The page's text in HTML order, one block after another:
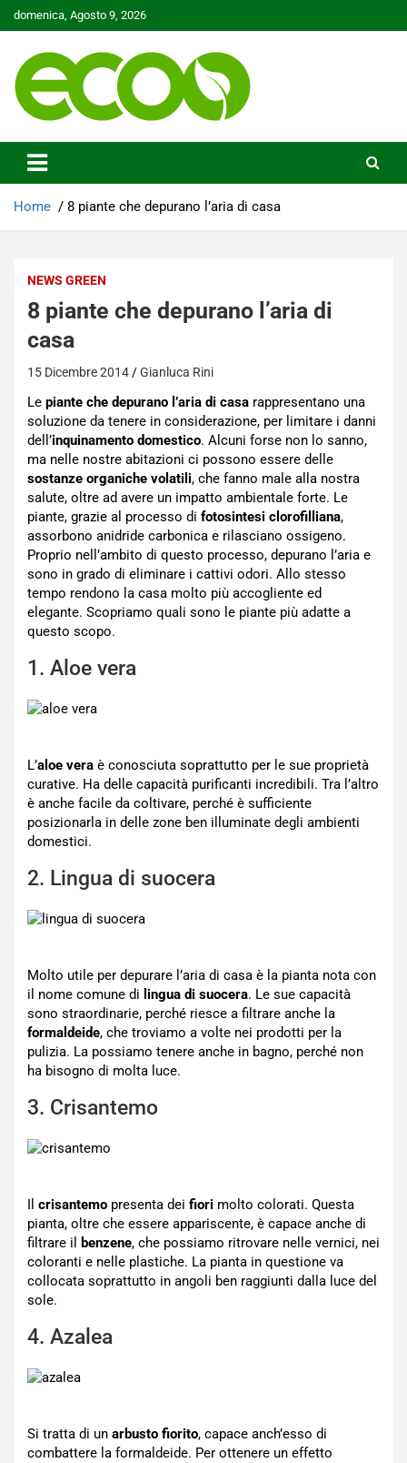
Skip
to
domenica, Agosto 9, 2026
Ecoo.it
Home 8 piante che depurano l’aria di casa
NEWS GREEN
8 piante che depurano l’aria di
casa
15 Dicembre 2014 Gianluca Rini
Le piante che depurano l’aria di casa rappresentano una
soluzione da tenere in considerazione, per limitare i danni
dell’inquinamento domestico. Alcuni forse non lo sanno,
ma nelle nostre abitazioni ci possono essere delle
sostanze organiche volatili, che fanno male alla nostra
salute, oltre ad avere un impatto ambientale forte. Le
piante, grazie al processo di fotosintesi clorofilliana,
assorbono anidride carbonica e rilasciano ossigeno.
Proprio nell’ambito di questo processo, depurano l’aria e
sono in grado di eliminare i cattivi odori. Allo stesso
tempo rendono la casa molto più accogliente ed
elegante. Scopriamo quali sono le piante più adatte a
questo scopo.
1. Aloe vera
L’aloe vera è conosciuta soprattutto per le sue proprietà
curative. Ha delle capacità purificanti incredibili. Tra l’altro
è anche facile da coltivare, perché è sufficiente
posizionarla in delle zone ben illuminate degli ambienti
domestici.
2. Lingua di suocera
Molto utile per depurare l’aria di casa è la pianta nota con
il nome comune di lingua di suocera. Le sue capacità
sono straordinarie, perché riesce a filtrare anche la
formaldeide, che troviamo a volte nei prodotti per la
pulizia. La possiamo tenere anche in bagno, perché non
ha bisogno di molta luce.
3. Crisantemo
Il crisantemo presenta dei fiori molto colorati. Questa
pianta, oltre che essere appariscente, è capace anche di
filtrare il
benzene, che possiamo ritrovare nelle vernici, nei
coloranti e nelle plastiche. La pianta in questione va
collocata soprattutto in angoli ben raggiunti dalla luce del
sole.
4. Azalea
Si tratta di un arbusto fiorito, capace anch’esso di
combattere la formaldeide. Per ottenere un effetto